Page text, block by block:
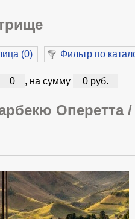
(0) Фильтр по
0 , на сумму 0 руб.
Оперетта /